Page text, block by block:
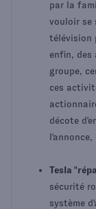
par la
vouloir se
télévision
enfin, des
groupe,
ces
décote
Tesla
sécurité
système